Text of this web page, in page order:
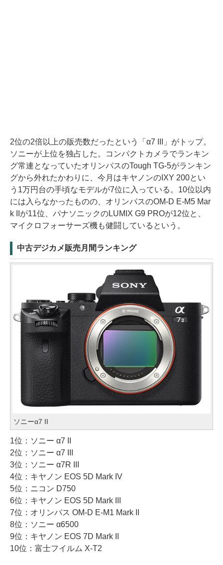
2位の2倍以上の販売数だったという「α7 III」がトップ。
ソニーが上位を独占した。コンパクトカメラでランキン
グ常連となっていたオリンパスのTough TG-5がランキン
グから外れたかわりに、今月はキヤノンのIXY 200とい
う1万円台の手頃なモデルが7位に入っている。10位以内
には入らなかったものの、オリンパスのOM-D E-M5 Mar
k IIが11位、パナソニックのLUMIX G9 PROが12位と、
マイクロフォーサーズ機も健闘しているという。
中古デジカメ販売月間ランキング
ソニーα7 II
1位：ソニー α7 II
2位：ソニー α7 III
3位：ソニー α7R III
4位：キヤノン EOS 5D Mark IV
5位：ニコン D750
6位：キヤノン EOS 5D Mark III
7位：オリンパス OM-D E-M1 Mark II
8位：ソニー α6500
9位：キヤノン EOS 7D Mark II
10位：富士フイルム X-T2